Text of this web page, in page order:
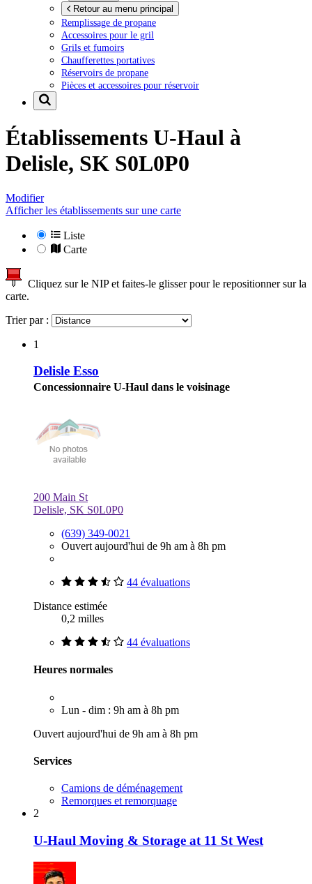
Retour au menu principal
Remplissage de propane
Accessoires pour le gril
Grils et fumoirs
Chaufferettes portatives
Réservoirs de propane
Pièces et accessoires pour réservoir
Établissements U-Haul à
Delisle, SK S0L0P0
Modifier
Afficher les établissements sur une carte
Liste
Carte
Cliquez sur le NIP et faites-le glisser pour le repositionner sur la
carte.
Trier par :
1
Delisle Esso
Concessionnaire U-Haul dans le voisinage
200 Main St
Delisle, SK S0L0P0
(639) 349-0021
Ouvert aujourd'hui de 9h am à 8h pm
44 évaluations
Distance estimée
0,2 milles
44 évaluations
Heures normales
Lun - dim : 9h am à 8h pm
Ouvert aujourd'hui de 9h am à 8h pm
Services
Camions de déménagement
Remorques et remorquage
2
U-Haul Moving & Storage at 11 St West